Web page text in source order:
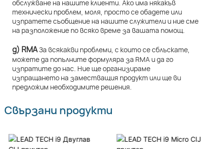
обслужване на нашите клиенти. Ако има някакъв
технически проблем, моля, просто се обадете или
изпратете съобщение на нашите служители и ние сме
на разположение по всяко време за вашата помощ.
д) RMAЗа всякакви проблеми, с които се сблъскате,
можете да попълните формуляра за RMA и да го
изпратите до нас. Ние ще организираме
изпращането на заместващия продукт или ще ви
предложим необходимите решения.
Свързани продукти